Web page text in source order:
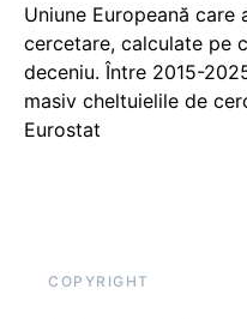
Uniune Europeană care
cercetare, calculate pe
deceniu. Între 2015-
masiv cheltuielile de
Eurostat
COPYRIGHT